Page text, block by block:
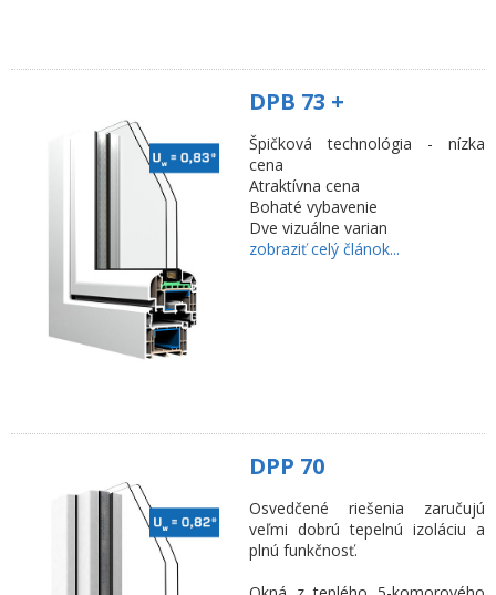
DPB 73 +
Špičková technológia - nízka
cena
Atraktívna cena
Bohaté vybavenie
Dve vizuálne varian
zobraziť celý článok...
DPP 70
Osvedčené riešenia zaručujú
veľmi dobrú tepelnú izoláciu a
plnú funkčnosť.